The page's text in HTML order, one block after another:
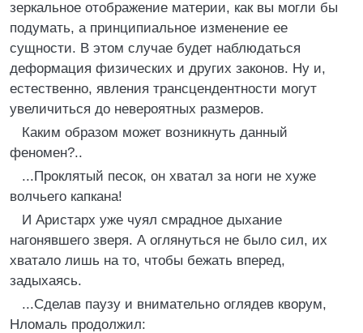
зеркальное отображение материи, как вы могли бы
подумать, а принципиальное изменение ее
сущности. В этом случае будет наблюдаться
деформация физических и других законов. Ну и,
естественно, явления трансцендентности могут
увеличиться до невероятных размеров.
Каким образом может возникнуть данный
феномен?..
...Проклятый песок, он хватал за ноги не хуже
волчьего капкана!
И Аристарх уже чуял смрадное дыхание
нагонявшего зверя. А оглянуться не было сил, их
хватало лишь на то, чтобы бежать вперед,
задыхаясь.
...Сделав паузу и внимательно оглядев кворум,
Нломаль продолжил: